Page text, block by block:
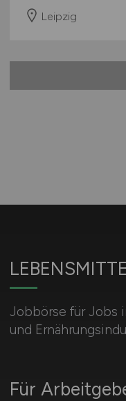
Leipzig
Jobbörse für Jobs
und
Für